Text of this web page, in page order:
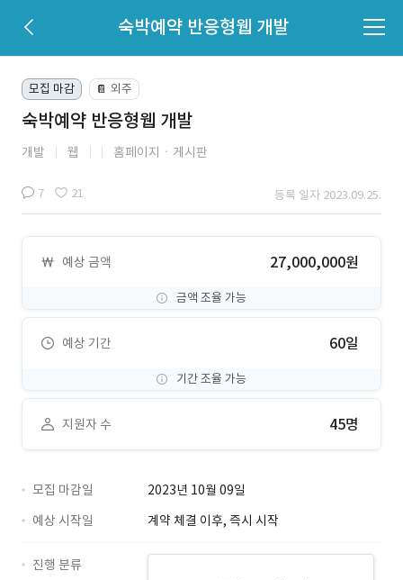
숙박예약 반응형웹 개발
모집 마감 📔 외주
숙박예약 반응형웹 개발
개발 웹 홈페이지ㆍ게시판
7 21 등록 일자 2023.09.25.
예상 금액 27,000,000원
금액 조율 가능
예상 기간 60일
기간 조율 가능
지원자 수 45명
모집 마감일
2023년 10월 09일
예상 시작일
계약 체결 이후, 즉시 시작
진행 분류